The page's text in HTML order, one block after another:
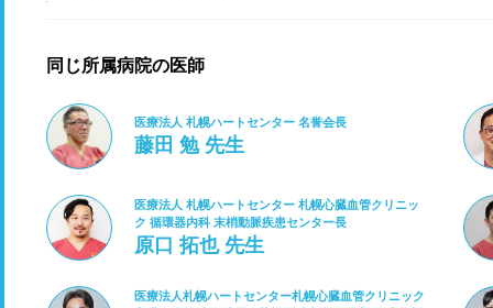
同じ所属病院の医師
医療法人 札幌ハートセンター 名誉会長
藤田 勉 先生
医療法人 札幌ハートセンター 札幌心臓血管クリニッ
ク 循環器内科 末梢動脈疾患センター長
原口 拓也 先生
医療法人札幌ハートセンター札幌心臓血管クリニック